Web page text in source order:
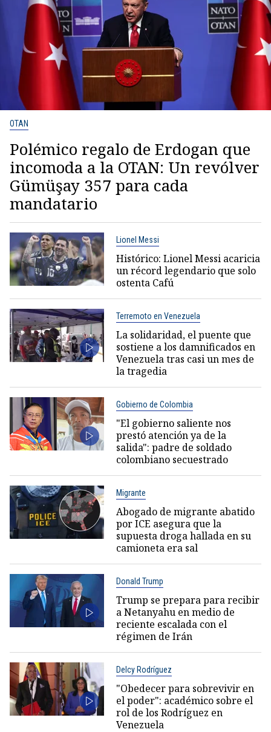
OTAN
Polémico regalo de Erdogan que
incomoda a la OTAN: Un revólver
Gümüşay 357 para cada
mandatario
Lionel Messi
Histórico: Lionel Messi acaricia
un récord legendario que solo
ostenta Cafú
Terremoto en Venezuela
La solidaridad, el puente que
sostiene a los damnificados en
Venezuela tras casi un mes de
la tragedia
Gobierno de Colombia
"El gobierno saliente nos
prestó atención ya de la
salida": padre de soldado
colombiano secuestrado
Migrante
Abogado de migrante abatido
por ICE asegura que la
supuesta droga hallada en su
camioneta era sal
Donald Trump
Trump se prepara para recibir
a Netanyahu en medio de
reciente escalada con el
régimen de Irán
Delcy Rodríguez
"Obedecer para sobrevivir en
el poder": académico sobre el
rol de los Rodríguez en
Venezuela